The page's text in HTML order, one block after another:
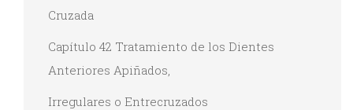
Cruzada
Capítulo 42 Tratamiento de los Dientes
Anteriores Apiñados,
Irregulares o Entrecruzados